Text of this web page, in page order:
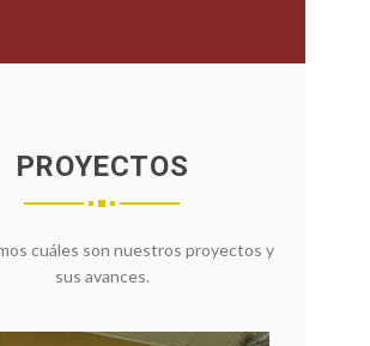
PROYECTOS
cuáles son nuestros proyectos y
sus avances.